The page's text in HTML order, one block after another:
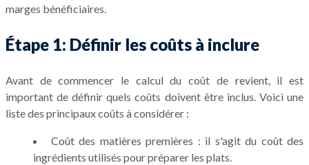
marges bénéficiaires.
Étape 1: Définir les coûts à inclure
Avant de commencer le calcul du coût de revient, il est
important de définir quels coûts doivent être inclus. Voici une
liste des principaux coûts à considérer :
Coût des matières premières : il s'agit du coût des
ingrédients utilisés pour préparer les plats.